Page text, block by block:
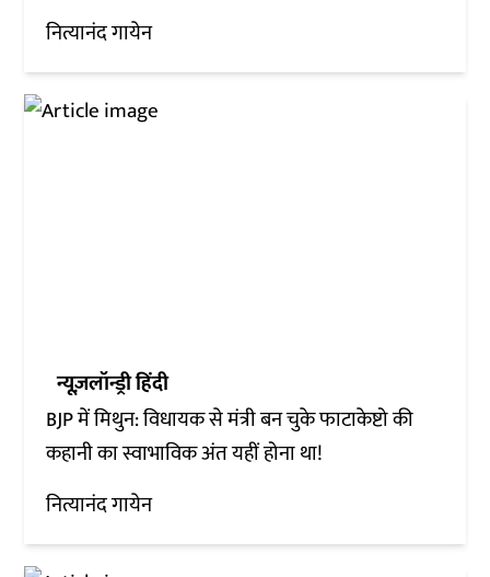
नित्यानंद गायेन
न्यूज़लॉन्ड्री हिंदी
BJP में मिथुन: विधायक से मंत्री बन चुके फाटाकेष्टो की
कहानी का स्वाभाविक अंत यहीं होना था!
नित्यानंद गायेन